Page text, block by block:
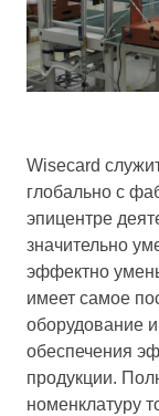
Wisecard
глобально с
эпицентре
значительно
эффектно
имеет самое
оборудование
обеспечения
продукции.
номенклатуру